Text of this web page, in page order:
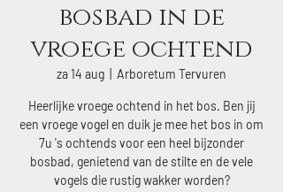
bosbad in de
vroege ochtend
za 14 aug Arboretum Tervuren
Heerlijke vroege ochtend in het bos. Ben jij
een vroege vogel en duik je mee het bos in om
7u 's ochtends voor een heel bijzonder
bosbad, genietend van de stilte en de vele
vogels die rustig wakker worden?